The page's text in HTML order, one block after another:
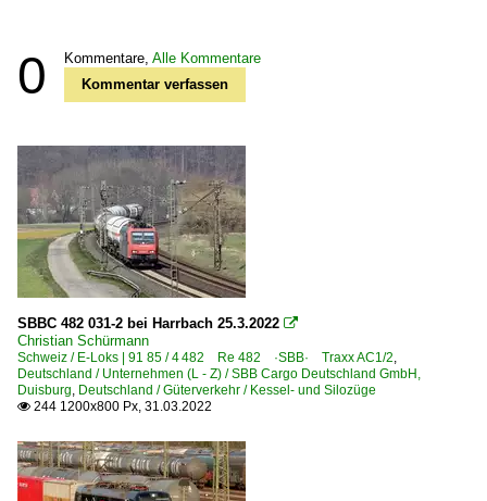
0 Kommentare, Alle Kommentare
Kommentar verfassen
SBBC 482 031-2 bei Harrbach 25.3.2022 
Christian Schürmann
Schweiz / E-Loks | 91 85 / 4 482 Re 482 ·SBB· Traxx AC1/2,
Deutschland / Unternehmen (L - Z) / SBB Cargo Deutschland GmbH,
Duisburg, Deutschland / Güterverkehr / Kessel- und Silozüge
 244 1200x800 Px, 31.03.2022